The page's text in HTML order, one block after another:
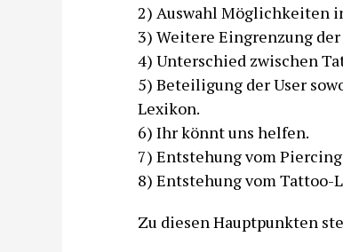
2) Auswahl Möglichkeiten
3) Weitere Eingrenzung
4) Unterschied zwischen
5) Beteiligung der User
Lexikon.
6) Ihr könnt uns helfen.
7) Entstehung vom
8) Entstehung vom Tattoo-
Zu diesen Hauptpunkten